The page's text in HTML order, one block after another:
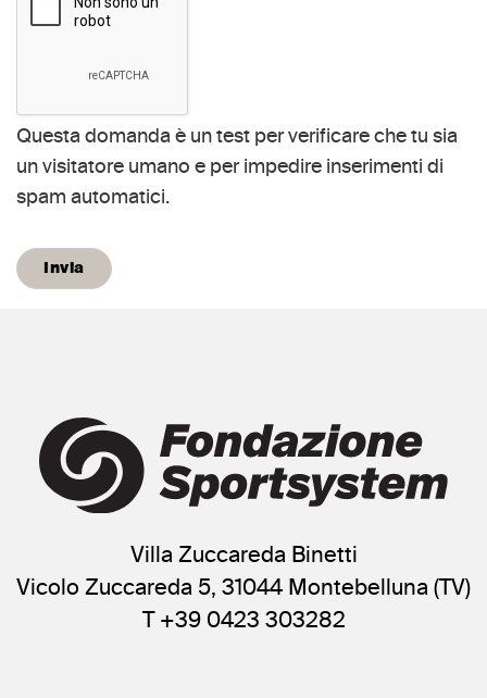
Questa domanda è un test per verificare che tu sia
un visitatore umano e per impedire inserimenti di
spam automatici.
Villa Zuccareda Binetti
Vicolo Zuccareda 5, 31044 Montebelluna (TV)
T +39 0423 303282